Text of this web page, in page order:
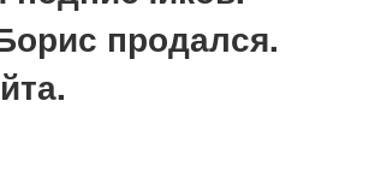
продался.